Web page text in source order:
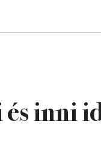
inni